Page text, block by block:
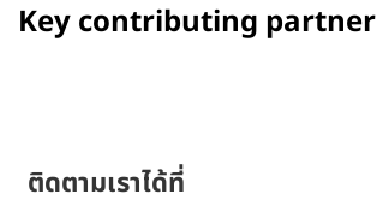
Key contributing partner
ติดตามเราได้ที่